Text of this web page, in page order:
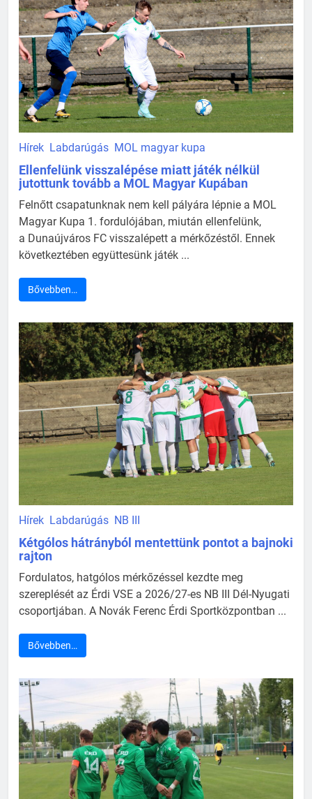
Hírek Labdarúgás MOL magyar kupa
Ellenfelünk visszalépése miatt játék nélkül
jutottunk tovább a MOL Magyar Kupában
Felnőtt csapatunknak nem kell pályára lépnie a MOL
Magyar Kupa 1. fordulójában, miután ellenfelünk,
a Dunaújváros FC visszalépett a mérkőzéstől. Ennek
következtében együttesünk játék ...
Bővebben…
Hírek Labdarúgás NB III
Kétgólos hátrányból mentettünk pontot a bajnoki
rajton
Fordulatos, hatgólos mérkőzéssel kezdte meg
szereplését az Érdi VSE a 2026/27-es NB III Dél-Nyugati
csoportjában. A Novák Ferenc Érdi Sportközpontban ...
Bővebben…